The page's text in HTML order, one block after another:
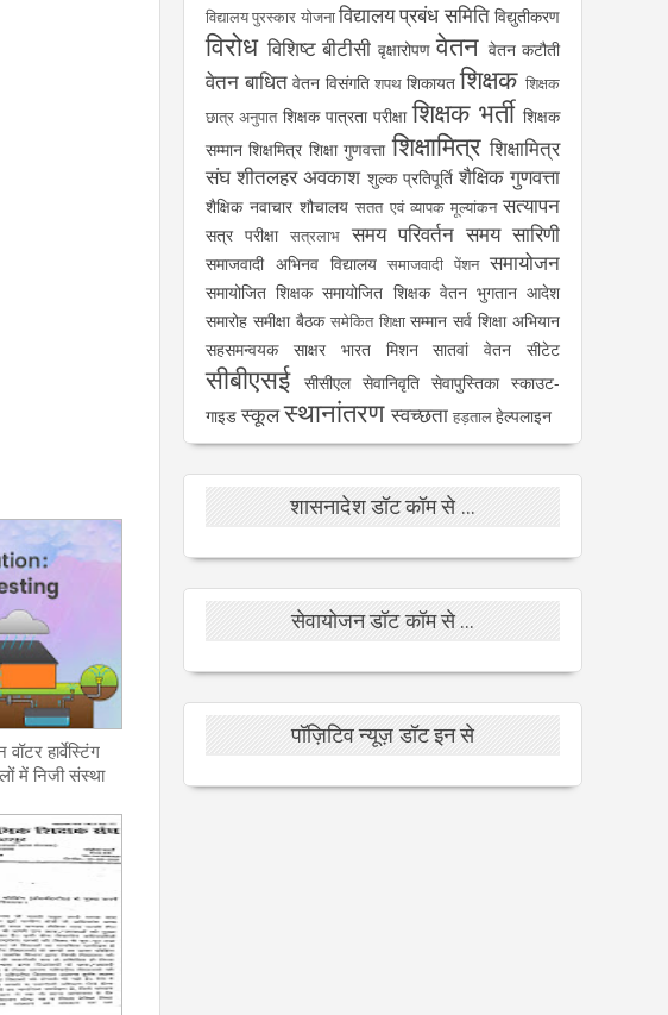
हार्वेस्टिंग
में निजी संस्था
विद्यालय पुरस्कार योजनाविद्यालय प्रबंध समिति विद्युतीकरण
विरोध विशिष्ट बीटीसी वृक्षारोपण वेतन वेतन कटौती
वेतन बाधित वेतन विसंगति शपथ शिकायत शिक्षक शिक्षक
छात्र अनुपात शिक्षक पात्रता परीक्षा शिक्षक भर्ती शिक्षक
सम्मान शिक्षमित्र शिक्षा गुणवत्ता शिक्षामित्र शिक्षामित्र
संघ शीतलहर अवकाश शुल्क प्रतिपूर्ति शैक्षिक गुणवत्ता
शैक्षिक नवाचार शौचालय सतत एवं व्यापक मूल्यांकन सत्यापन
सत्र परीक्षा सत्रलाभ समय परिवर्तन समय सारिणी
समाजवादी अभिनव विद्यालय समाजवादी पेंशन समायोजन
समायोजित शिक्षक समायोजित शिक्षक वेतन भुगतान आदेश
समारोह समीक्षा बैठक समेकित शिक्षा सम्मान सर्व शिक्षा अभियान
सहसमन्वयक
साक्षर भारत मिशन सातवां वेतन सीटेट
सीबीएसई सीसीएल सेवानिवृति सेवापुस्तिका स्काउट-
गाइड स्कूलस्थानांतरण स्वच्छता हड़तालहेल्पलाइन
शासनादेश डॉट कॉम से ...
सेवायोजन डॉट कॉम से ...
पॉज़िटिव न्यूज़ डॉट इन से